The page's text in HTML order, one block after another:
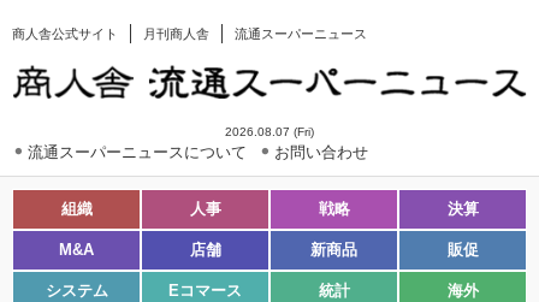
商人舎公式サイト 月刊商人舎 流通スーパーニュース
2026.08.07 (Fri)
流通スーパーニュースについて お問い合わせ
組織 人事 戦略 決算
M&A 店舗 新商品 販促
システム Eコマース 統計 海外